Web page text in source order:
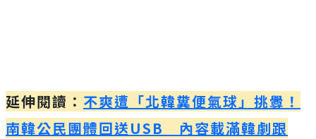
延伸閱讀： 不爽遭「北韓糞便氣球」挑釁！
南韓公民團體回送USB 內容載滿韓劇跟